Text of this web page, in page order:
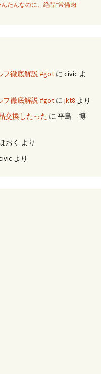
たんなのに、絶品“常備肉”
フ徹底解説 #got に civic よ
フ徹底解説 #got に jkt8 より
交換したった に 平島 博
おく より
より